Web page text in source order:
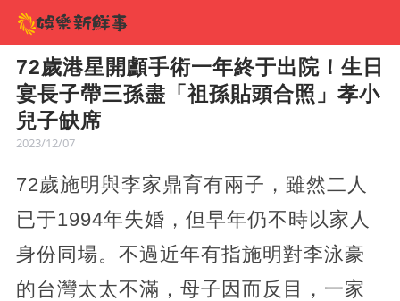
72歲港星開顱手術一年終于出院！生日
宴長子帶三孫盡「祖孫貼頭合照」孝小
兒子缺席
2023/12/07
72歲施明與李家鼎育有兩子，雖然二人
已于1994年失婚，但早年仍不時以家人
身份同場。不過近年有指施明對李泳豪
的台灣太太不滿，母子因而反目，一家